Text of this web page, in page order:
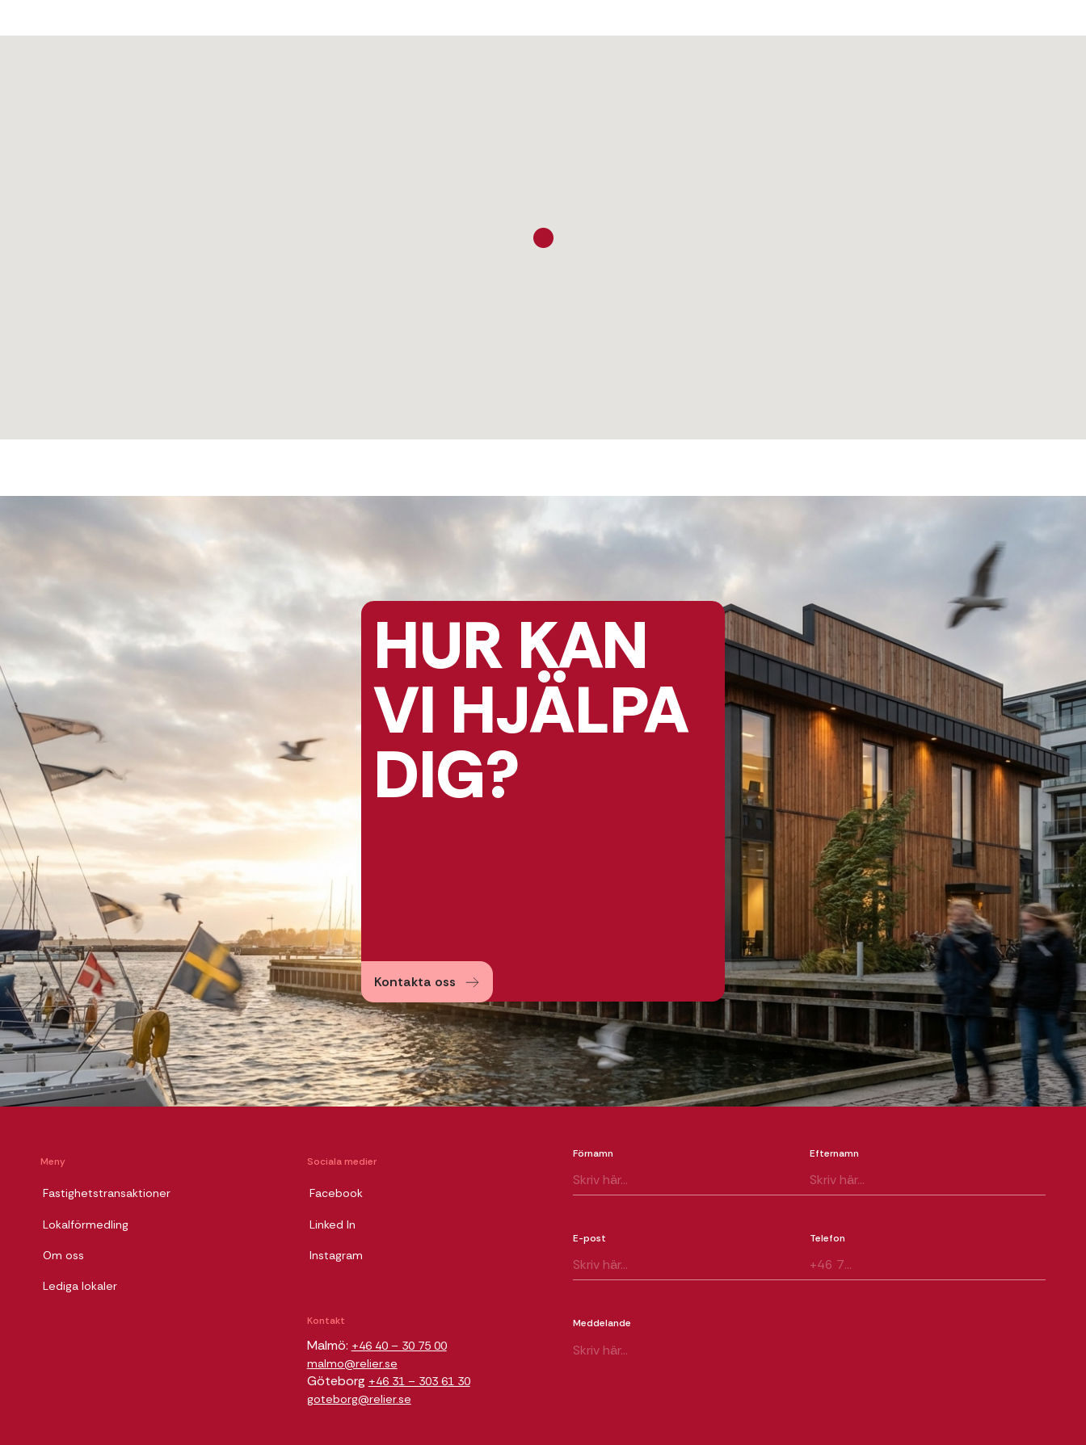
HUR KAN
VI HJÄLPA
DIG?
Kontakta oss
Meny
Fastighetstransaktioner
Lokalförmedling
Om oss
Lediga lokaler
Sociala medier
Facebook
Linked In
Instagram
Kontakt
Malmö: +46 40 – 30 75 00
malmo@relier.se
Göteborg +46 31 – 303 61 30
goteborg@relier.se
Förnamn Efternamn
E-post Telefon
Meddelande